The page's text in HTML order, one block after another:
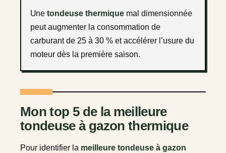
Unetondeuse thermique mal dimensionnée
peut augmenter la consommation de
carburant de 25 à 30 % et accélérer l’usure du
moteur dès la première saison.
Mon top 5 de la meilleure
tondeuse à gazon thermique
Pour identifier la meilleure tondeuse à gazon